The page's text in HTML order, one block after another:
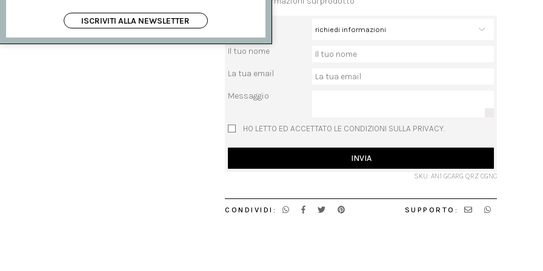
Il tuo nome
La tua email
Messaggio
HO LETTO ED ACCETTATO LE CONDIZIONI SULLA PRIVACY.
INVIA
SKU: AN1 GCARG QRZ CGNC
CONDIVIDI: SUPPORTO:
ISCRIVITI ALLA NEWSLETTER